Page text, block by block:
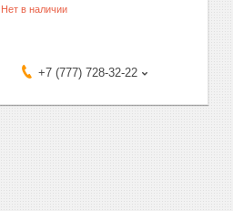
Нет в наличии
+7 (777) 728-32-22